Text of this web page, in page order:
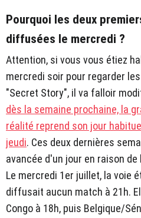
Pourquoi les deux
diffusées le mercredi ?
Attention, si vous vous étiez
mercredi soir pour regarder
"Secret Story", il va falloir
dès la semaine prochaine, la
réalité reprend son jour
jeudi. Ces deux dernières
avancée d'un jour en raison de
Le mercredi 1er juillet, la voie
diffusait aucun match à 21h.
Congo à 18h, puis Belgique/